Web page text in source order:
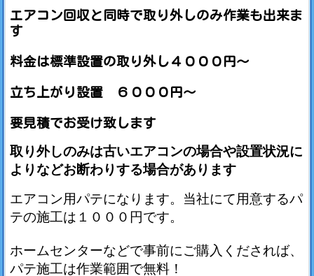
エアコン回収と同時で取り外しのみ作業も出来ま
す
料金は標準設置の取り外し４０００円～
立ち上がり設置 ６０００円～
要見積でお受け致します
取り外しのみは古いエアコンの場合や設置状況に
よりなどお断わりする場合があります
エアコン用パテになります。当社にて用意するパ
テの施工は１０００円です。
ホームセンターなどで事前にご購入くだされば、
パテ施工は作業範囲で無料！